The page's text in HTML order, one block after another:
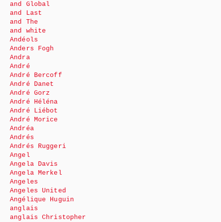
and Global
and Last
and The
and white
Andéols
Anders Fogh
Andra
André
André Bercoff
André Danet
André Gorz
André Héléna
André Liébot
André Morice
Andréa
Andrés
Andrés Ruggeri
Angel
Angela Davis
Angela Merkel
Angeles
Angeles United
Angélique Huguin
anglais
anglais Christopher